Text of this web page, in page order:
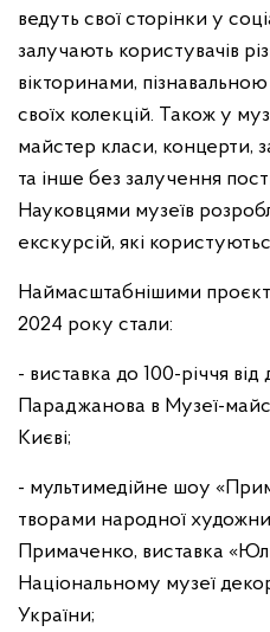
ведуть свої сторінки у
залучають користувачів
вікторинами,
своїх колекцій. Також у
майстер класи, концерти,
та інше без залучення
Науковцями музеїв
екскурсій, які
Наймасштабнішими
2024 року стали:
- виставка до 100-річчя
Параджанова в Музеї-
Києві;
- мультимедійне шоу
творами народної
Примаченко, виставка
Національному музеї
України;